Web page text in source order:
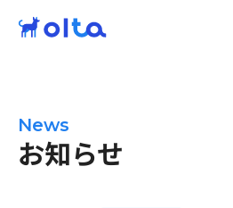
News
お知らせ